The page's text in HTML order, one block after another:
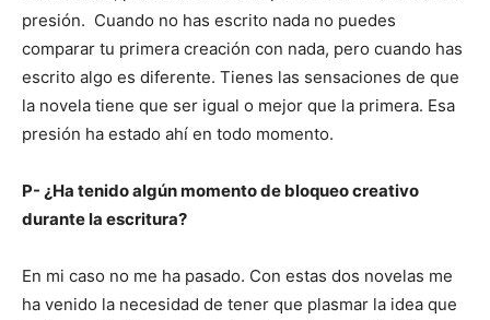
presión. Cuando no has escrito nada no puedes
comparar tu primera creación con nada, pero cuando has
escrito algo es diferente. Tienes las sensaciones de que
la novela tiene que ser igual o mejor que la primera. Esa
presión ha estado ahí en todo momento.
P- ¿Ha tenido algún momento de bloqueo creativo
durante la escritura?
En mi caso no me ha pasado. Con estas dos novelas me
ha venido la necesidad de tener que plasmar la idea que